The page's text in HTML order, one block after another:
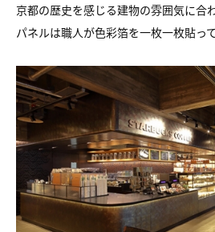
京都の歴史を感じる建物の雰囲気に合
パネルは職人が色彩箔を一枚一枚貼っ